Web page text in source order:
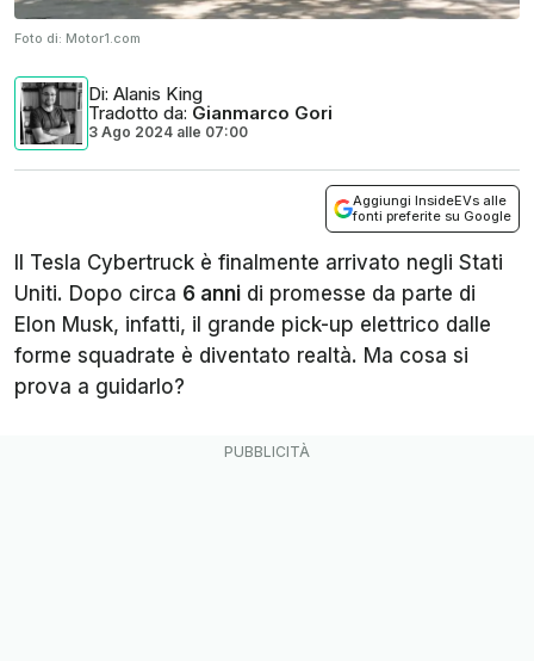
Foto di: Motor1.com
Di: Alanis King
Tradotto da: Gianmarco Gori
3 Ago 2024 alle 07:00
Aggiungi InsideEVs alle
fonti preferite su Google
Il Tesla Cybertruck è finalmente arrivato negli Stati
Uniti. Dopo circa 6 anni di promesse da parte di
Elon Musk, infatti, il grande pick-up elettrico dalle
forme squadrate è diventato realtà. Ma cosa si
prova a guidarlo?